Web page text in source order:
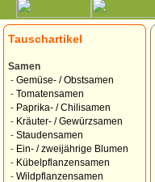
Tauschartikel
Samen
- Gemüse- / Obstsamen
- Tomatensamen
- Paprika- / Chilisamen
- Kräuter- / Gewürzsamen
- Staudensamen
- Ein- / zweijährige Blumen
- Kübelpflanzensamen
- Wildpflanzensamen